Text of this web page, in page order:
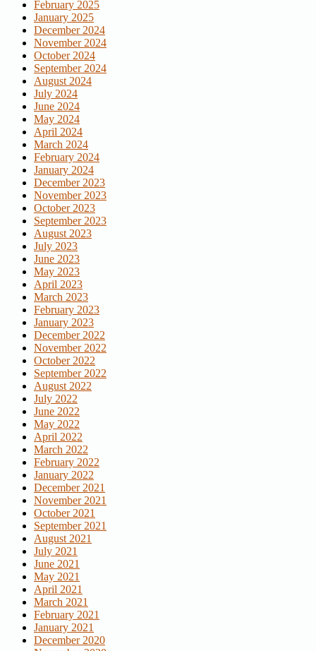
February 2025
January 2025
December 2024
November 2024
October 2024
September 2024
August 2024
July 2024
June 2024
May 2024
April 2024
March 2024
February 2024
January 2024
December 2023
November 2023
October 2023
September 2023
August 2023
July 2023
June 2023
May 2023
April 2023
March 2023
February 2023
January 2023
December 2022
November 2022
October 2022
September 2022
August 2022
July 2022
June 2022
May 2022
April 2022
March 2022
February 2022
January 2022
December 2021
November 2021
October 2021
September 2021
August 2021
July 2021
June 2021
May 2021
April 2021
March 2021
February 2021
January 2021
December 2020